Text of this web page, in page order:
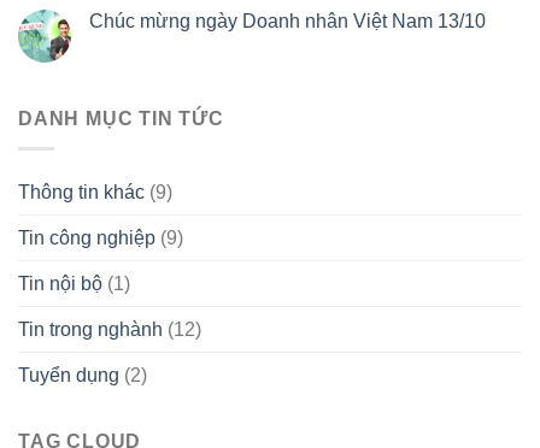
Chúc mừng ngày Doanh nhân Việt Nam 13/10
DANH MỤC TIN TỨC
Thông tin khác (9)
Tin công nghiệp (9)
Tin nội bộ (1)
Tin trong nghành (12)
Tuyển dụng (2)
TAG CLOUD